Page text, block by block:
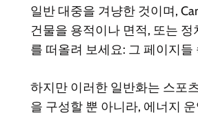
일반 대중을 겨냥한 것이며,
건물을 용적이나 면적, 또는
를 떠올려 보세요: 그 페이지
하지만 이러한 일반화는 스포
을 구성할 뿐 아니라, 에너지